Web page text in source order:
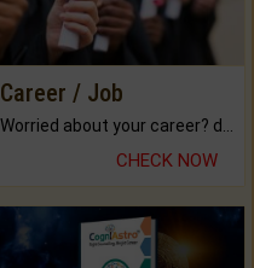
Career / Job
Worried about your career? don't know what is.
CHECK NOW